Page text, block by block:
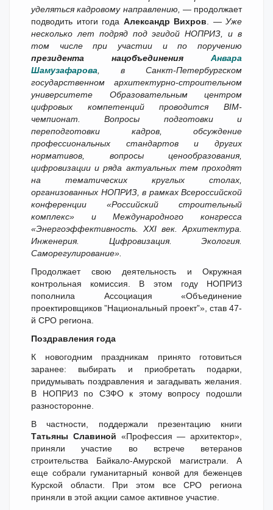
уделяться кадровому направлению, — продолжает
подводить итоги года Александр Вихров . —Уже
несколько лет подряд под эгидой НОПРИЗ, и в
том числе при участии и по поручению
президента нацобъединения Анвара
Шамузафарова , в Санкт-Петербургском
государственном архитектурно-строительном
университете Образовательным центром
цифровых компетенций проводится BIM-
чемпионат. Вопросы подготовки и
переподготовки кадров, обсуждение
профессиональных стандартов и других
нормативов, вопросы ценообразования,
цифровизации и ряда актуальных тем проходят
на тематических круглых столах,
организованных НОПРИЗ, в рамках Всероссийской
конференции «Российский строительный
комплекс» и Международного конгресса
«Энергоэффективность. XXI век. Архитектура.
Инженерия. Цифровизация. Экология.
Саморегулирование».
Продолжает свою деятельность и Окружная
контрольная комиссия. В этом году НОПРИЗ
пополнила Ассоциация «Объединение
проектировщиков ”Национальный проект”», став 47-
й СРО региона.
Поздравления года
К новогодним праздникам принято готовиться
заранее: выбирать и приобретать подарки,
придумывать поздравления и загадывать желания.
В НОПРИЗ по СЗФО к этому вопросу подошли
разносторонне.
В частности, поддержали презентацию книги
Татьяны Славиной «Профессия — архитектор»,
приняли участие во встрече ветеранов
строительства Байкало-Амурской магистрали. А
еще собрали гуманитарный конвой для беженцев
Курской области. При этом все СРО региона
приняли в этой акции самое активное участие.